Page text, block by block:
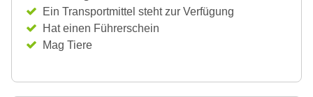
Ein Transportmittel steht zur Verfügung
Hat einen Führerschein
Mag Tiere